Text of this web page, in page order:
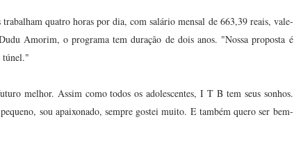
quatro horas por dia, com salário mensal de 663,39 reais, vale-
Amorim, o programa tem duração de dois anos. "Nossa proposta é
túnel."
melhor. Assim como todos os adolescentes, I T B tem seus sonhos.
sou apaixonado, sempre gostei muito. E também quero ser bem-